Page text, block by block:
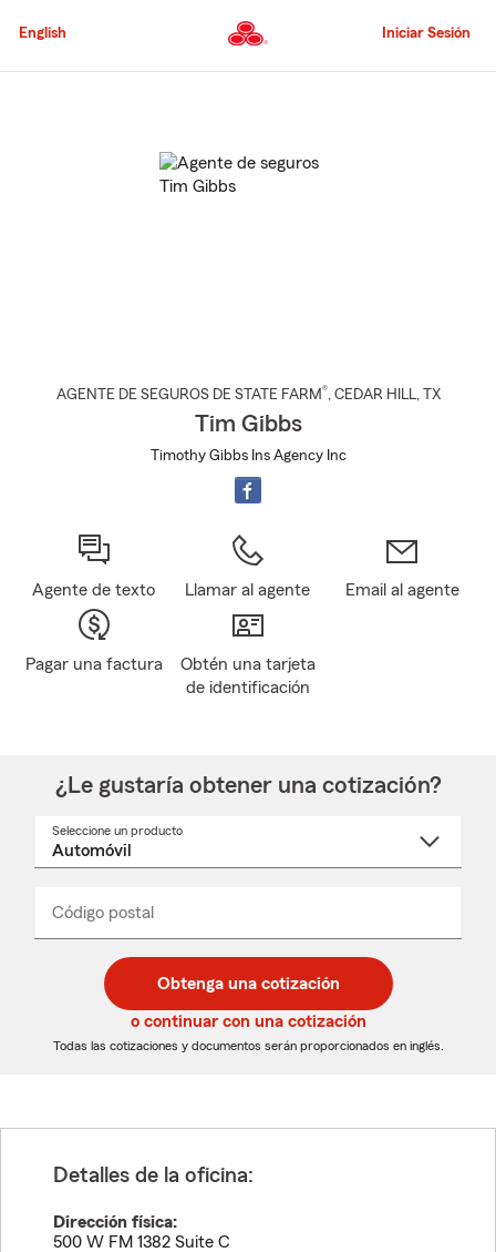
al
principal
English Iniciar Sesión
AGENTE DE SEGUROS DE STATE FARM®, CEDAR HILL, TX
Tim Gibbs
Timothy Gibbs Ins Agency Inc
Agente de texto Llamar al agente Email al agente
Pagar una factura
Obtén una tarjeta
de identificación
¿Le gustaría obtener una cotización?
Seleccione un producto
desplegable
Código postal
de
5
dígitos
de
5
dígitos
_____
Obtenga una cotización
o continuar con una cotización
Todas las cotizaciones y documentos serán proporcionados en inglés.
Detalles de la oficina:
Dirección física:
500 W FM 1382 Suite C